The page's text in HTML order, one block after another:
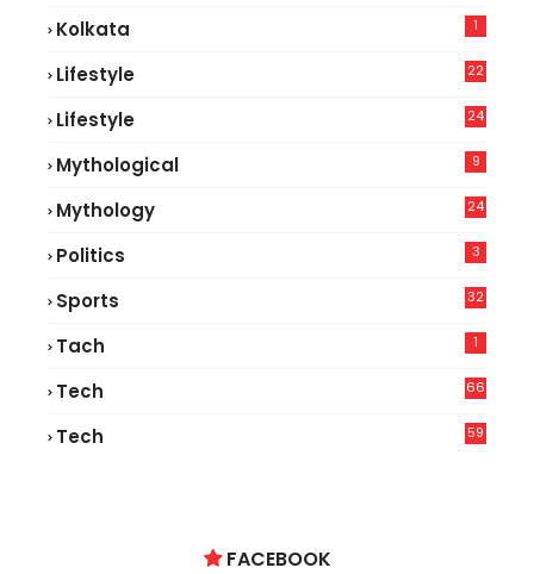
Kolkata 1
Lifestyle
22
Lifestyle
24
Mythological 9
Mythology 24
Politics 3
Sports 32
Tach 1
Tech
66
Tech
59
FACEBOOK